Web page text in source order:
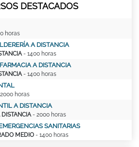
DESTACADOS
horas
A DISTANCIA
- 1400 horas
A DISTANCIA
- 1400 horas
horas
A DISTANCIA
DISTANCIA - 2000 horas
SANITARIAS
MEDIO - 1400 horas